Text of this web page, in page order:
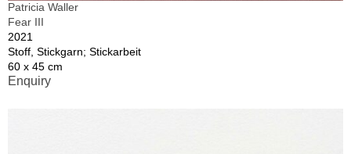
Patricia Waller
Fear III
2021
Stoff, Stickgarn; Stickarbeit
60 x 45 cm
Enquiry